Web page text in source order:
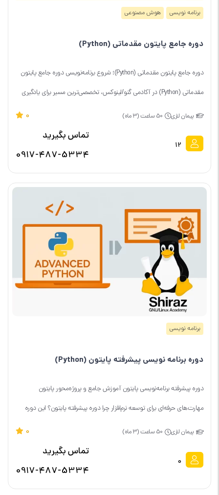
برنامه نویسی هوش مصنوعی
دوره جامع پایتون مقدماتی (Python)
دوره جامع پایتون مقدماتی (Python)؛ شروع برنامه‌نویسی دوره جامع پایتون
مقدماتی (Python) در آکادمی گنو/لینوکس، تخصصی‌ترین مسیر برای یادگیری
برنامه‌نویسی از صفر...
پیمان لاری ۵۰ ساعت (۳ ماه) 0
تماس بگیرید
0917-487-5334
برنامه نویسی
دوره برنامه نویسی پیشرفته پایتون (Python)
دوره پیشرفته برنامه‌نویسی پایتون آموزش جامع و پروژه‌محور پایتون
مهارت‌های حرفه‌ای برای توسعه نرم‌افزار چرا دوره پیشرفته پایتون؟ این دوره
برای برنامه‌نویسانی...
پیمان لاری ۵۰ ساعت (۳ ماه) 0
تماس بگیرید
0917-487-5334